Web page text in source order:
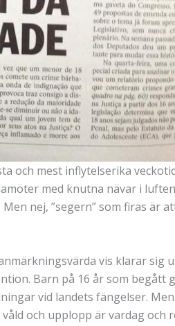
och mest inflytelserika
med knutna nävar i
nej, ”segern” som firas
vis klarar
Barn på 16 år som
vid landets fängelser.
och upplopp är vardag